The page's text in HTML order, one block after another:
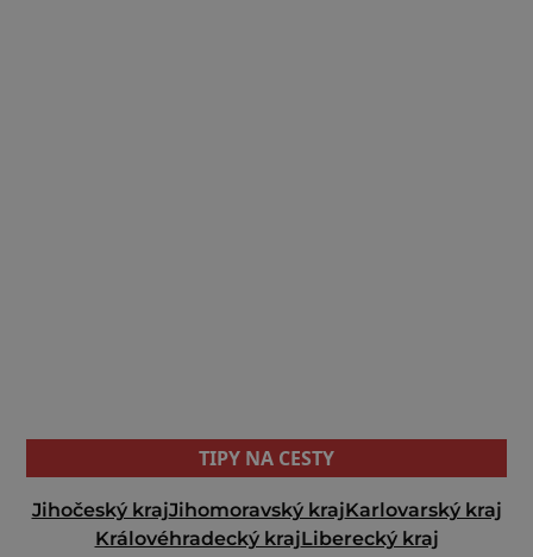
TIPY NA CESTY
Jihočeský krajJihomoravský krajKarlovarský kraj
Královéhradecký krajLiberecký kraj